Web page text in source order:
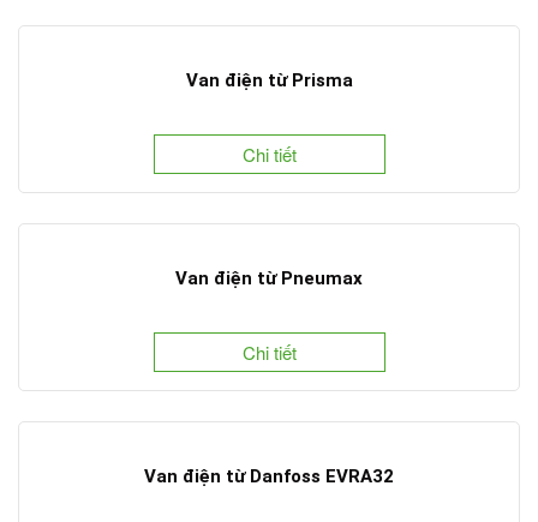
Van điện từ Prisma
Chi tiết
Van điện từ Pneumax
Chi tiết
Van điện từ Danfoss EVRA32